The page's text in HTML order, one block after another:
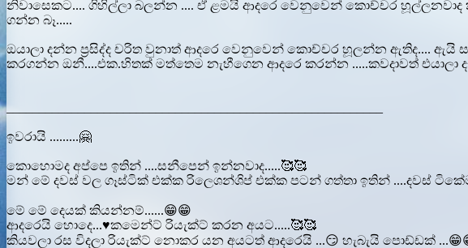
නිවාසෙකට.... ගිහිල්ලා බලන්න .... ඒ ළමයි ආදරෙ වෙනුවෙන් කොච්චර
ගන්න බෑ.....
ඔයාලා දන්න ප්‍රසිද්ද චරිත වුනාත් ආදරෙ වෙනුවෙන් කොච්චර හූලන්න ඇතිද.... ඇයි
කරගන්න ඔනී....එක.හිතක් මත්තෙම නැහීගෙන ආදරෙ කරන්න .....කවදාවත් එයාලා
ඉවරායි .........🤗
කොහොමද අප්පෙ ඉතින් ....සනීපෙන් ඉන්නවාද.....🥰🥰
මන් මේ දවස් වල ගෑස්ටික් එක්ක රිලෙශන්ශිප් එක්ක පටන් ගත්තා ඉතින් ....දවස්
මේ මේ දෙයක් කියන්නම්......😁😁
ආදරෙයි හොදෙ...♥️කමෙන්ට් රියැක්ට් කරන අයට.....🥰🥰
කියවලා රස විදලා රියැක්ට් නොකර යන අයටත් ආදරෙයි ...😏 හැබැයි පොඩ්ඩක්